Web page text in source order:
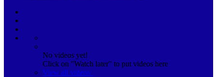
No videos yet!
Click on "Watch later" to put videos here
View all videos